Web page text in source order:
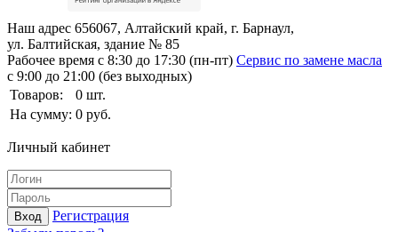
Наш адрес 656067, Алтайский край, г. Барнаул,
ул. Балтийская, здание № 85
Рабочее время с 8:30 до 17:30 (пн-пт) Сервис по замене масла
с 9:00 до 21:00 (без выходных)
Товаров:
0 шт.
На сумму: 0 руб.
Личный кабинет
Вход
Регистрация